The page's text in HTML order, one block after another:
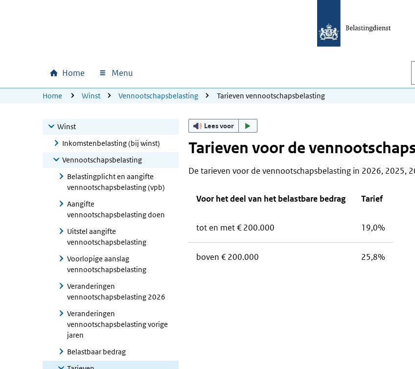
Hoofdnavigatie
Home Menu
U bevindt zich hier:
Home Winst Vennootschapsbelasting Tarieven vennootschapsbelasting
Winst
Inkomstenbelasting (bij winst)
Vennootschapsbelasting
Belastingplicht en aangifte
vennootschapsbelasting (vpb)
Aangifte
vennootschapsbelasting doen
Uitstel aangifte
vennootschapsbelasting
Voorlopige aanslag
vennootschapsbelasting
Veranderingen
vennootschapsbelasting 2026
Veranderingen
vennootschapsbelasting vorige
jaren
Belastbaar bedrag
Lees voor
Tarieven voor de
De tarieven voor de vennootschapsbelasting in 2026, 2025,
Voor het deel van het belastbare bedrag Tarief
tot en met € 200.000 19,0%
boven € 200.000 25,8%